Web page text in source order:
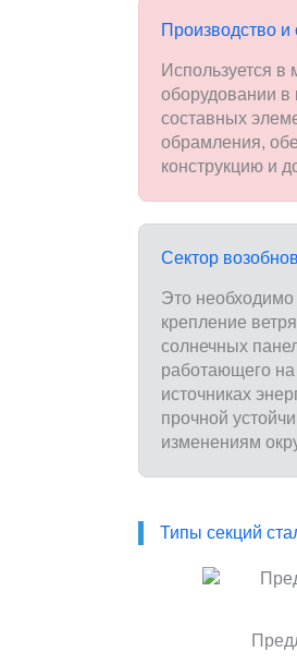
Производство и
Используется в
оборудовании в
составных
обрамления,
конструкцию и
Сектор
Это необходимо
крепление
солнечных
работающего
источниках
прочной
изменениям
Типы секций